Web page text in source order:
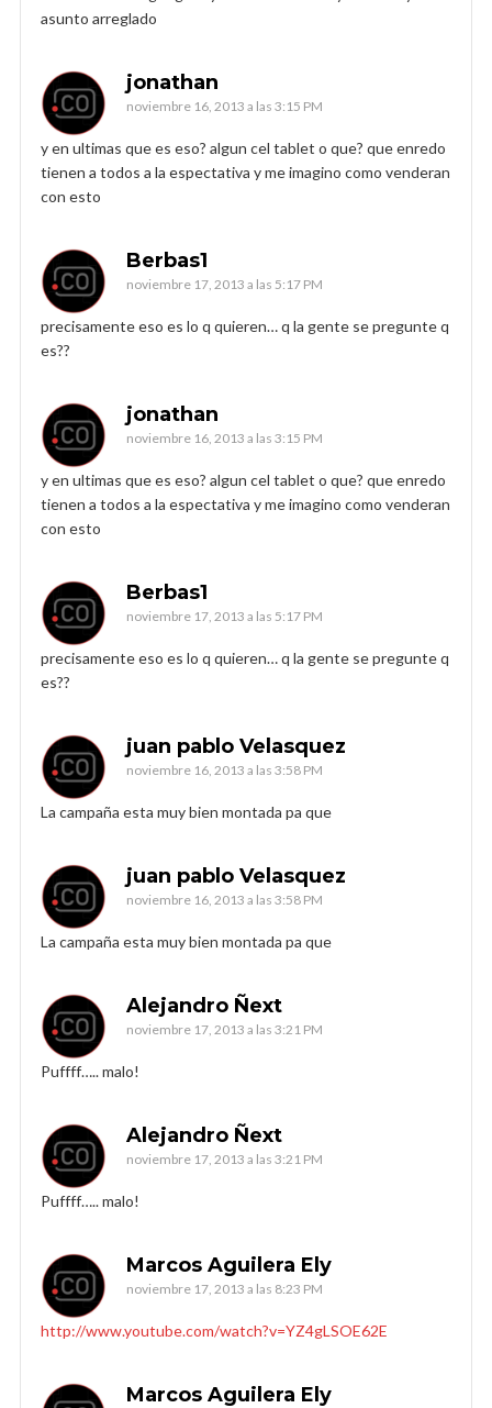
asunto arreglado
jonathan
noviembre 16, 2013 a las 3:15 PM
y en ultimas que es eso? algun cel tablet o que? que enredo
tienen a todos a la espectativa y me imagino como venderan
con esto
Berbas1
noviembre 17, 2013 a las 5:17 PM
precisamente eso es lo q quieren… q la gente se pregunte q
es??
jonathan
noviembre 16, 2013 a las 3:15 PM
y en ultimas que es eso? algun cel tablet o que? que enredo
tienen a todos a la espectativa y me imagino como venderan
con esto
Berbas1
noviembre 17, 2013 a las 5:17 PM
precisamente eso es lo q quieren… q la gente se pregunte q
es??
juan pablo Velasquez
noviembre 16, 2013 a las 3:58 PM
La campaña esta muy bien montada pa que
juan pablo Velasquez
noviembre 16, 2013 a las 3:58 PM
La campaña esta muy bien montada pa que
Alejandro Ñext
noviembre 17, 2013 a las 3:21 PM
Puffff….. malo!
Alejandro Ñext
noviembre 17, 2013 a las 3:21 PM
Puffff….. malo!
Marcos Aguilera Ely
noviembre 17, 2013 a las 8:23 PM
http://www.youtube.com/watch?v=YZ4gLSOE62E
Marcos Aguilera Ely